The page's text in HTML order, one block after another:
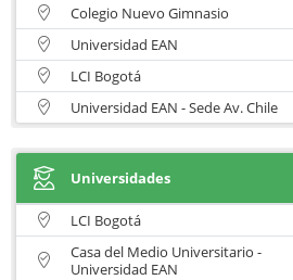
Colegio Nuevo Gimnasio
Universidad EAN
LCI Bogotá
Universidad EAN - Sede Av. Chile
Universidades
LCI Bogotá
Casa del Medio Universitario -
Universidad EAN